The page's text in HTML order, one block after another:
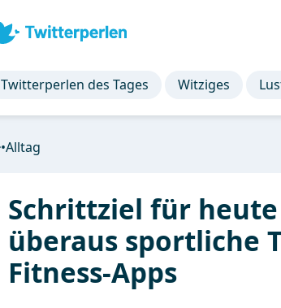
Twitterperlen des Tages Witziges
•Alltag
Schrittziel für
überaus sportliche
Fitness-Apps